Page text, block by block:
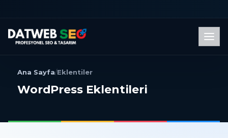
Menü
Ana Sayfa/Eklentiler
WordPress Eklentileri